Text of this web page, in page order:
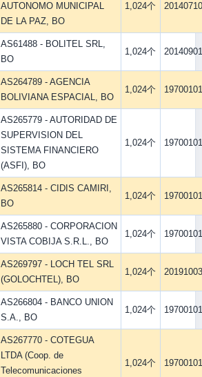
AUTONOMO MUNICIPAL
DE LA PAZ, BO
1,024个 20140710
AS61488 - BOLITEL SRL,
BO
1,024个 20140901
AS264789 - AGENCIA
BOLIVIANA ESPACIAL, BO
1,024个 19700101
AS265779 - AUTORIDAD DE
SUPERVISION DEL
SISTEMA FINANCIERO
(ASFI), BO
1,024个 19700101
AS265814 - CIDIS CAMIRI,
BO
1,024个 19700101
AS265880 - CORPORACION
VISTA COBIJA S.R.L., BO
1,024个 19700101
AS269797 - LOCH TEL SRL
(GOLOCHTEL), BO
1,024个 20191003
AS266804 - BANCO UNION
S.A., BO
1,024个 19700101
AS267770 - COTEGUA
LTDA (Coop. de
Telecomunicaciones
1,024个 19700101